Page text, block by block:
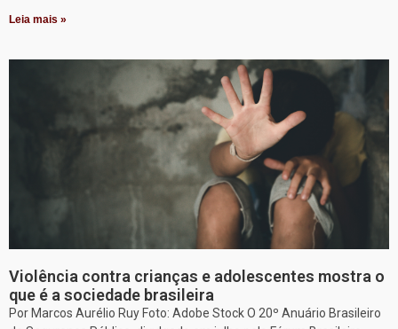
Leia mais »
Violência contra crianças e adolescentes mostra o
que é a sociedade brasileira
Por Marcos Aurélio Ruy Foto: Adobe Stock O 20º Anuário Brasileiro